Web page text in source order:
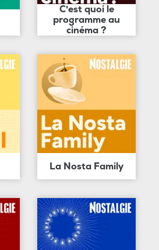
C'est quoi le
programme au
cinéma ?
La Nosta Family